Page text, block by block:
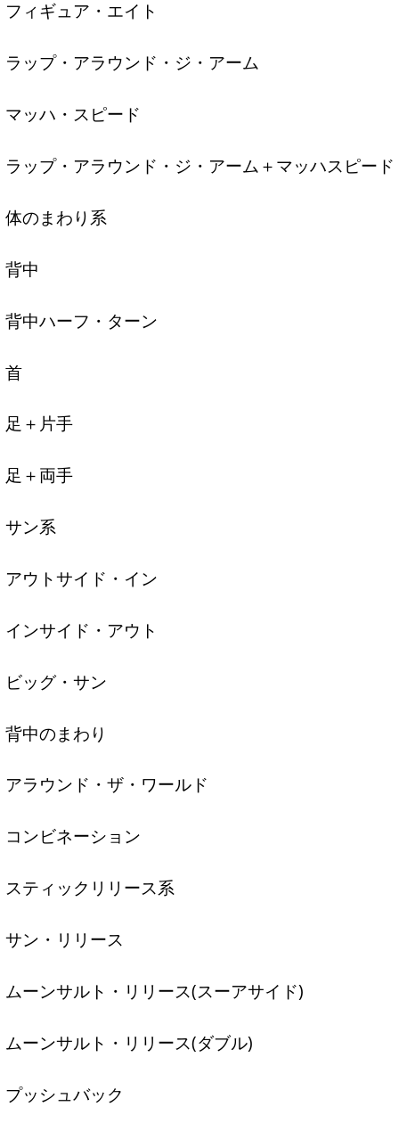
フィギュア・エイト
ラップ・アラウンド・ジ・アーム
マッハ・スピード
ラップ・アラウンド・ジ・アーム＋マッハスピード
体のまわり系
背中
背中ハーフ・ターン
首
足＋片手
足＋両手
サン系
アウトサイド・イン
インサイド・アウト
ビッグ・サン
背中のまわり
アラウンド・ザ・ワールド
コンビネーション
スティックリリース系
サン・リリース
ムーンサルト・リリース(スーアサイド)
ムーンサルト・リリース(ダブル)
プッシュバック